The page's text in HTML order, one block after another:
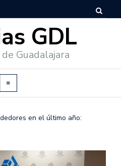
GDL
Guadalajara
en el último año: